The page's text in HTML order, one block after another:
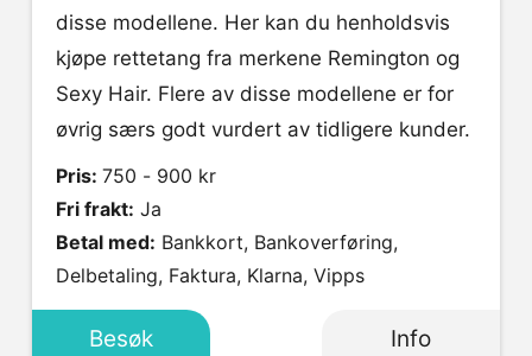
disse modellene. Her kan du henholdsvis
kjøpe rettetang fra merkene Remington og
Sexy Hair. Flere av disse modellene er for
øvrig særs godt vurdert av tidligere kunder.
Pris: 750 - 900 kr
Fri frakt: Ja
Betal med:
Delbetaling, Faktura, Klarna, Vipps
Besøk Info